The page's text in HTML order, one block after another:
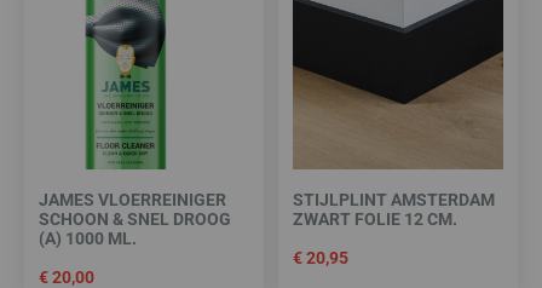
JAMES VLOERREINIGER
SCHOON & SNEL DROOG
(A) 1000 ML.
€20,00
STIJLPLINT AMSTERDAM
ZWART FOLIE 12 CM.
€20,95